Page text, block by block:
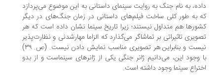
به نام جنگ به روایت سینمای داستانی به این موضوع می‌پردازد
به طور کلی ساخت فیلم‌های داستانی در زمان جنگ‌های در دیگر
هم متداول نیستند؛ زیرا تاریخ سینما نشان داده است که هر
تاثیراتی بر تماشاگر می‌گذارد که الزاما مهارشدنی و نظارت‌پذیر
نیست و بنابراین هر تصویری مناسب نمایش دادن نیست. (ص. ۳۹)
وجود این، می‌دانیم ژانر جنگی یکی از ژانرهای سینماست و از بدو
سینما وجود داشته است.